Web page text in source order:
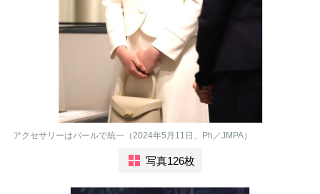
アクセサリーはパールで統一（2024年5月11日、Ph／JMPA）
写真126枚